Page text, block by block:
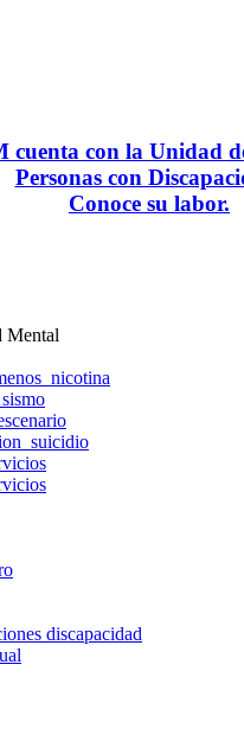
cuenta con la Unidad
Personas con
Conoce su labor.